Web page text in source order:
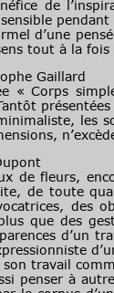
de
d’une
tout à la
Gaillard
simple,
les
fleurs,
de toute
des
que des
d’un
travail
penser à